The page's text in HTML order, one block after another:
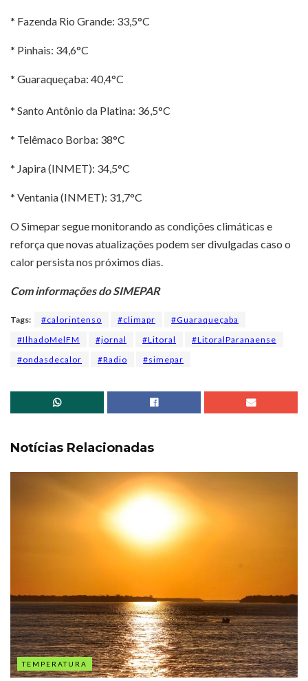
* Fazenda Rio Grande: 33,5°C
* Pinhais: 34,6°C
* Guaraqueçaba: 40,4°C
* Santo Antônio da Platina: 36,5°C
* Telêmaco Borba: 38°C
* Japira (INMET): 34,5°C
* Ventania (INMET): 31,7°C
O Simepar segue monitorando as condições climáticas e
reforça que novas atualizações podem ser divulgadas caso o
calor persista nos próximos dias.
Com informações do SIMEPAR
Tags: #calorintenso #climapr
#Guaraqueçaba
#IlhadoMelFM
#jornal #Litoral
#LitoralParanaense
#ondasdecalor
#Radio #simepar
Notícias Relacionadas
TEMPERATURA